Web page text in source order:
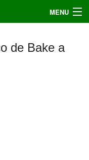
MENU
de Bake a